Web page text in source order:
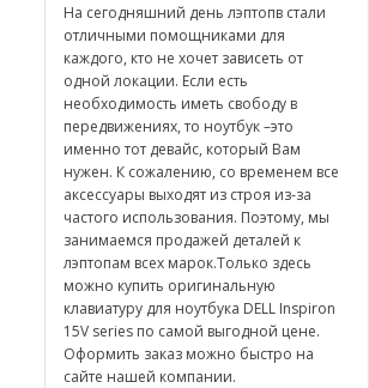
На сегодняшний день лэптопв стали
отличными помощниками для
каждого, кто не хочет зависеть от
одной локации. Если есть
необходимость иметь свободу в
передвижениях, то ноутбук –это
именно тот девайс, который Вам
нужен. К сожалению, со временем все
аксессуары выходят из строя из-за
частого использования. Поэтому, мы
занимаемся продажей деталей к
лэптопам всех марок.Только здесь
можно купить оригинальную
клавиатуру для ноутбука DELL Inspiron
15V series по самой выгодной цене.
Оформить заказ можно быстро на
сайте нашей компании.